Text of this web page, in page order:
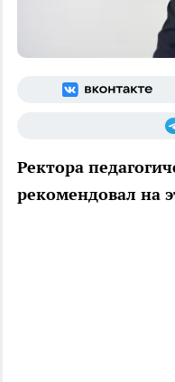
Ректора
рекомендовал на